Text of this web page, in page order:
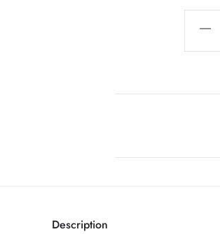
quantité
Description